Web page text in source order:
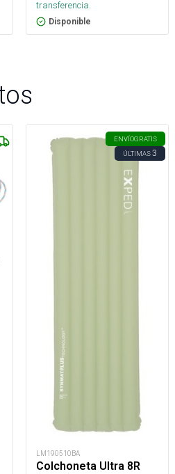
transferencia.
Disponible
ENVÍOGRATIS
ÚLTIMAS3
LM190510BA
Colchoneta Ultra 8R